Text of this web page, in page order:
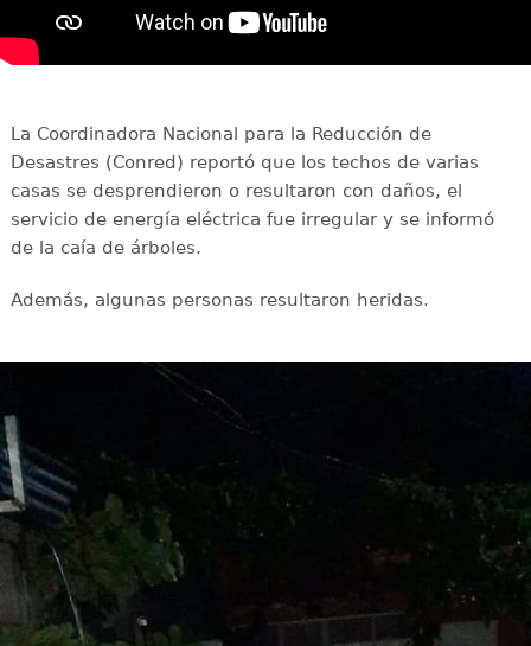
La Coordinadora Nacional para la Reducción de
Desastres (Conred) reportó que los techos de varias
casas se desprendieron o resultaron con daños, el
servicio de energía eléctrica fue irregular y se informó
de la caía de árboles.
Además, algunas personas resultaron heridas.